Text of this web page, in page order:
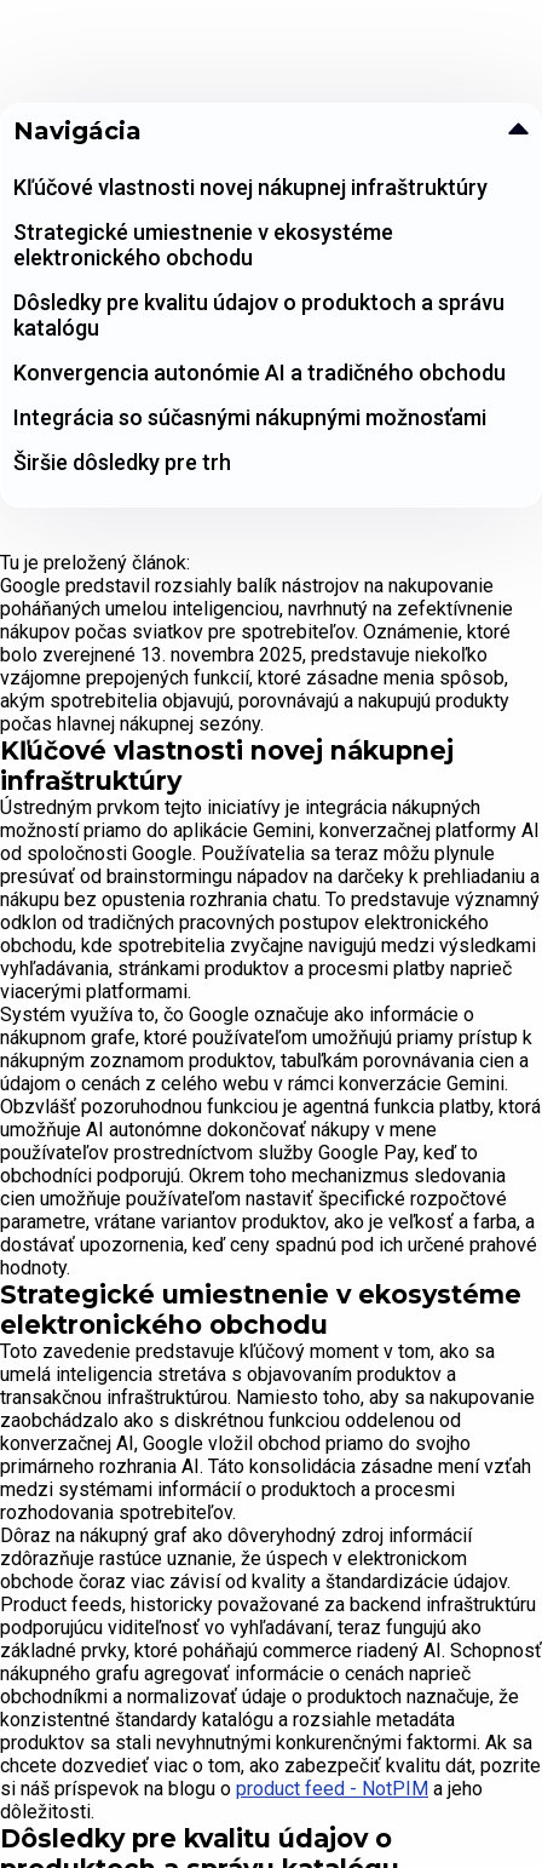
Tu je preložený článok:
Google predstavil rozsiahly balík nástrojov na nakupovanie
poháňaných umelou inteligenciou, navrhnutý na zefektívnenie
nákupov počas sviatkov pre spotrebiteľov. Oznámenie, ktoré
bolo zverejnené 13. novembra 2025, predstavuje niekoľko
vzájomne prepojených funkcií, ktoré zásadne menia spôsob,
akým spotrebitelia objavujú, porovnávajú a nakupujú produkty
počas hlavnej nákupnej sezóny.
Kľúčové vlastnosti novej nákupnej
infraštruktúry
Ústredným prvkom tejto iniciatívy je integrácia nákupných
možností priamo do aplikácie Gemini, konverzačnej platformy AI
od spoločnosti Google. Používatelia sa teraz môžu plynule
presúvať od brainstormingu nápadov na darčeky k prehliadaniu a
nákupu bez opustenia rozhrania chatu. To predstavuje významný
odklon od tradičných pracovných postupov elektronického
obchodu, kde spotrebitelia zvyčajne navigujú medzi výsledkami
vyhľadávania, stránkami produktov a procesmi platby naprieč
viacerými platformami.
Systém využíva to, čo Google označuje ako informácie o
nákupnom grafe, ktoré používateľom umožňujú priamy prístup k
nákupným zoznamom produktov, tabuľkám porovnávania cien a
údajom o cenách z celého webu v rámci konverzácie Gemini.
Obzvlášť pozoruhodnou funkciou je agentná funkcia platby, ktorá
umožňuje AI autonómne dokončovať nákupy v mene
používateľov prostredníctvom služby Google Pay, keď to
obchodníci podporujú. Okrem toho mechanizmus sledovania
cien umožňuje používateľom nastaviť špecifické rozpočtové
parametre, vrátane variantov produktov, ako je veľkosť a farba, a
dostávať upozornenia, keď ceny spadnú pod ich určené prahové
hodnoty.
Strategické umiestnenie v ekosystéme
elektronického obchodu
Toto zavedenie predstavuje kľúčový moment v tom, ako sa
umelá inteligencia stretáva s objavovaním produktov a
transakčnou infraštruktúrou. Namiesto toho, aby sa nakupovanie
zaobchádzalo ako s diskrétnou funkciou oddelenou od
konverzačnej AI, Google vložil obchod priamo do svojho
primárneho rozhrania AI. Táto konsolidácia zásadne mení vzťah
medzi systémami informácií o produktoch a procesmi
rozhodovania spotrebiteľov.
Dôraz na nákupný graf ako dôveryhodný zdroj informácií
zdôrazňuje rastúce uznanie, že úspech v elektronickom
obchode čoraz viac závisí od kvality a štandardizácie údajov.
Product feeds, historicky považované za backend infraštruktúru
podporujúcu viditeľnosť vo vyhľadávaní, teraz fungujú ako
základné prvky, ktoré poháňajú commerce riadený AI. Schopnosť
nákupného grafu agregovať informácie o cenách naprieč
obchodníkmi a normalizovať údaje o produktoch naznačuje, že
konzistentné štandardy katalógu a rozsiahle metadáta
produktov sa stali nevyhnutnými konkurenčnými faktormi. Ak sa
chcete dozvedieť viac o tom, ako zabezpečiť kvalitu dát, pozrite
si náš príspevok na blogu o product feed - NotPIM a jeho
dôležitosti.
Dôsledky pre kvalitu údajov o
Navigácia
Kľúčové vlastnosti novej nákupnej infraštruktúry
Strategické umiestnenie v ekosystéme
elektronického obchodu
Dôsledky pre kvalitu údajov o produktoch a správu
katalógu
Konvergencia autonómie AI a tradičného obchodu
Integrácia so súčasnými nákupnými možnosťami
Širšie dôsledky pre trh